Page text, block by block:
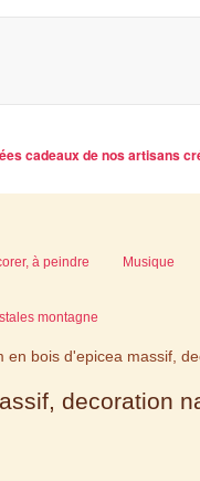
cadeaux de nos artisans
à peindre Musique
montagne
en bois d'epicea massif,
decoration